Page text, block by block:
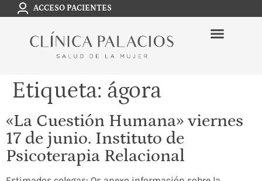
ACCESO PACIENTES
Etiqueta: ágora
«La Cuestión Humana» viernes
17 de junio. Instituto de
Psicoterapia Relacional